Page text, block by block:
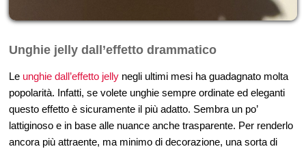
Unghie jelly dall’effetto drammatico
Le unghie dall’effetto jelly negli ultimi mesi ha guadagnato molta
popolarità. Infatti, se volete unghie sempre ordinate ed eleganti
questo effetto è sicuramente il più adatto. Sembra un po’
lattiginoso e in base alle nuance anche trasparente. Per renderlo
ancora più attraente, ma minimo di decorazione, una sorta di